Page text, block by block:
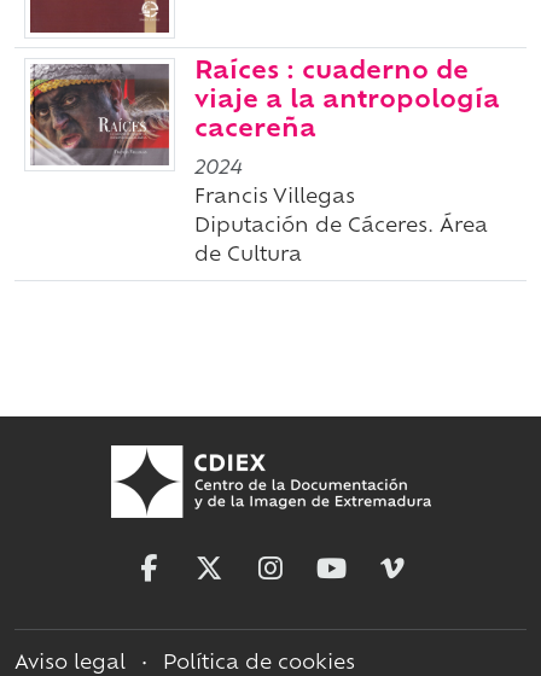
Raíces : cuaderno de
viaje a la antropología
cacereña
2024
Francis Villegas
Diputación de Cáceres. Área
de Cultura
Aviso legal • Política de cookies